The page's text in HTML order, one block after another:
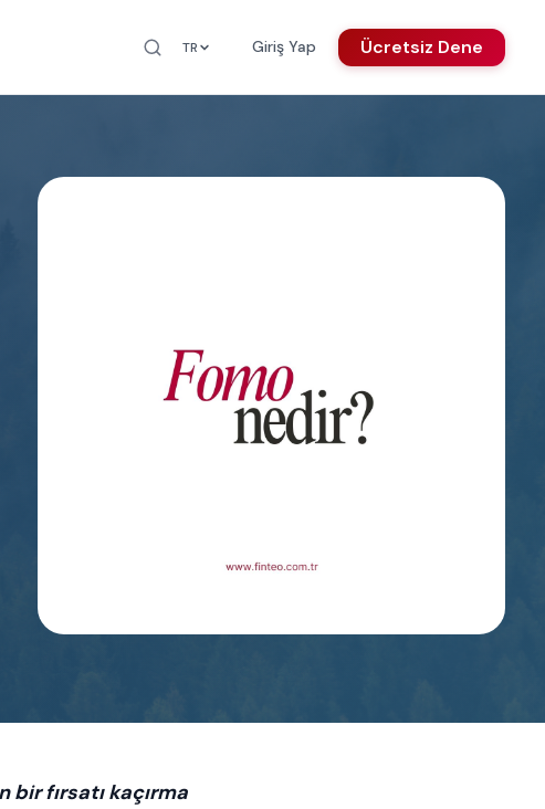
TR Giriş Yap Ücretsiz Dene
bir fırsatı kaçırma